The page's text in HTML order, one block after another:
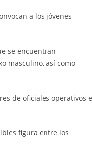
a los jóvenes
se encuentran
masculino, así como
de oficiales operativos e
figura entre los